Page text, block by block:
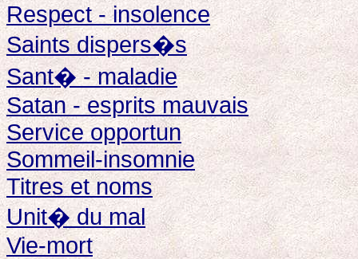
Respect - insolence
Saints dispers�s
Sant� - maladie
Satan - esprits mauvais
Service opportun
Sommeil-insomnie
Titres et noms
Unit� du mal
Vie-mort